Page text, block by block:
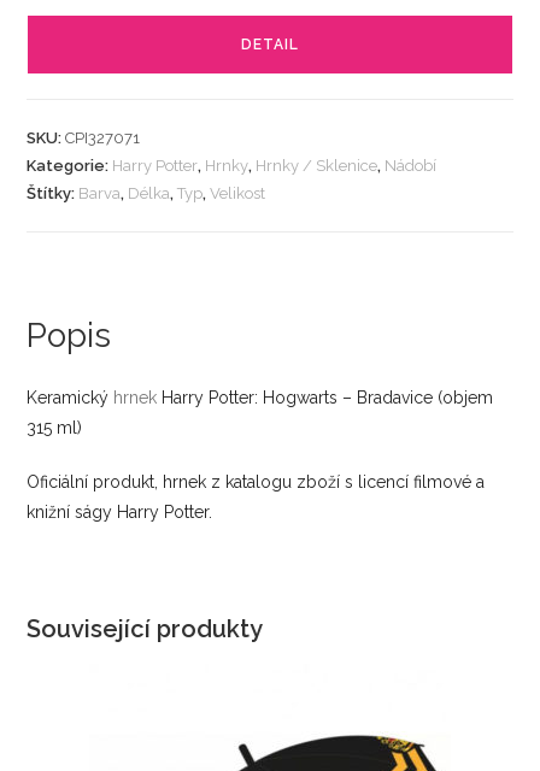
DETAIL
SKU:CPI327071
Kategorie: Harry Potter, Hrnky, Hrnky / Sklenice, Nádobí
Štítky: Barva, Délka,Typ,Velikost
Popis
Keramický hrnek Harry Potter: Hogwarts – Bradavice (objem
315 ml)
Oficiální produkt, hrnek z katalogu zboží s licencí filmové a
knižní ságy Harry Potter.
Související produkty